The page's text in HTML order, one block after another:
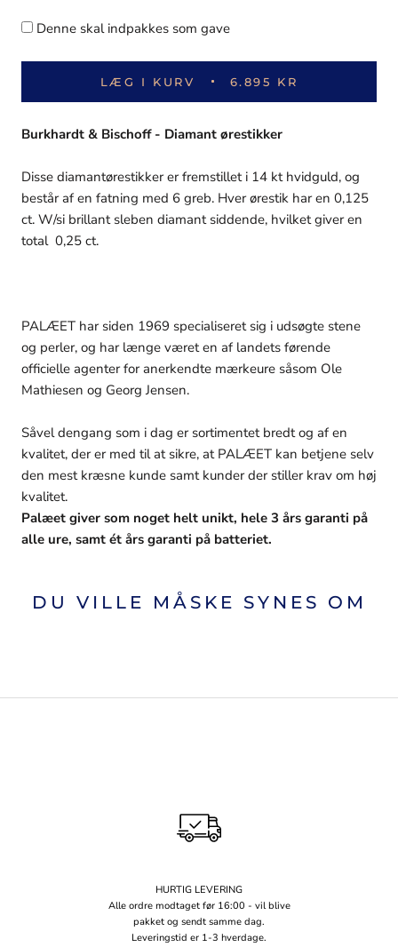
Denne skal indpakkes som gave
LÆG I KURV 6.895 KR
Burkhardt & Bischoff - Diamant ørestikker
Disse diamantørestikker er fremstillet i 14 kt hvidguld, og
består af en fatning med 6 greb. Hver ørestik har en 0,125
ct. W/si brillant sleben diamant siddende, hvilket giver en
total 0,25 ct.
PALÆET har siden 1969 specialiseret sig i udsøgte stene
og perler, og har længe været en af landets førende
officielle agenter for anerkendte mærkeure såsom Ole
Mathiesen og Georg Jensen.
Såvel dengang som i dag er sortimentet bredt og af en
kvalitet, der er med til at sikre, at PALÆET kan betjene selv
den mest kræsne kunde samt kunder der stiller krav om høj
kvalitet.
Palæet giver som noget helt unikt, hele 3 års garanti på
alle ure, samt ét års garanti på batteriet.
DU VILLE MÅSKE SYNES OM
HURTIG LEVERING
Alle ordre modtaget før 16:00 - vil blive
pakket og sendt samme dag.
Leveringstid er 1-3 hverdage.